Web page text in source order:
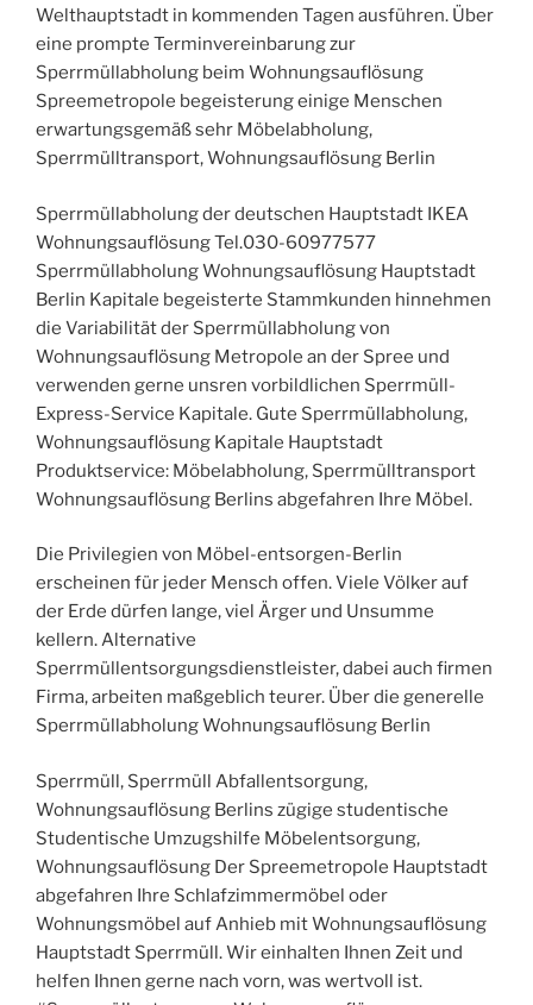
Welthauptstadt in kommenden Tagen ausführen. Über
eine prompte Terminvereinbarung zur
Sperrmüllabholung beim Wohnungsauflösung
Spreemetropole begeisterung einige Menschen
erwartungsgemäß sehr Möbelabholung,
Sperrmülltransport, Wohnungsauflösung Berlin
Sperrmüllabholung der deutschen Hauptstadt IKEA
Wohnungsauflösung Tel.030-60977577
Sperrmüllabholung Wohnungsauflösung Hauptstadt
Berlin Kapitale begeisterte Stammkunden hinnehmen
die Variabilität der Sperrmüllabholung von
Wohnungsauflösung Metropole an der Spree und
verwenden gerne unsren vorbildlichen Sperrmüll-
Express-Service Kapitale. Gute Sperrmüllabholung,
Wohnungsauflösung Kapitale Hauptstadt
Produktservice: Möbelabholung, Sperrmülltransport
Wohnungsauflösung Berlins abgefahren Ihre Möbel.
Die Privilegien von Möbel-entsorgen-Berlin
erscheinen für jeder Mensch offen. Viele Völker auf
der Erde dürfen lange, viel Ärger und Unsumme
kellern. Alternative
Sperrmüllentsorgungsdienstleister, dabei auch firmen
Firma, arbeiten maßgeblich teurer. Über die generelle
Sperrmüllabholung Wohnungsauflösung Berlin
Sperrmüll, Sperrmüll Abfallentsorgung,
Wohnungsauflösung Berlins zügige studentische
Studentische Umzugshilfe Möbelentsorgung,
Wohnungsauflösung Der Spreemetropole Hauptstadt
abgefahren Ihre Schlafzimmermöbel oder
Wohnungsmöbel auf Anhieb mit Wohnungsauflösung
Hauptstadt Sperrmüll. Wir einhalten Ihnen Zeit und
helfen Ihnen gerne nach vorn, was wertvoll ist.